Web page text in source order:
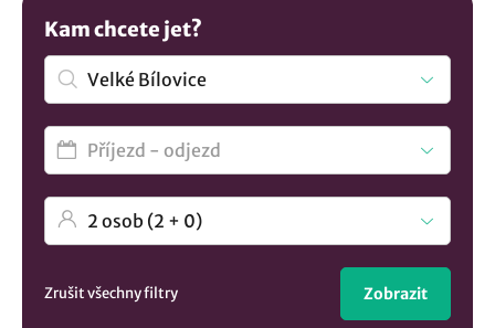
Kam chcete jet?
Zrušit všechny filtry Zobrazit